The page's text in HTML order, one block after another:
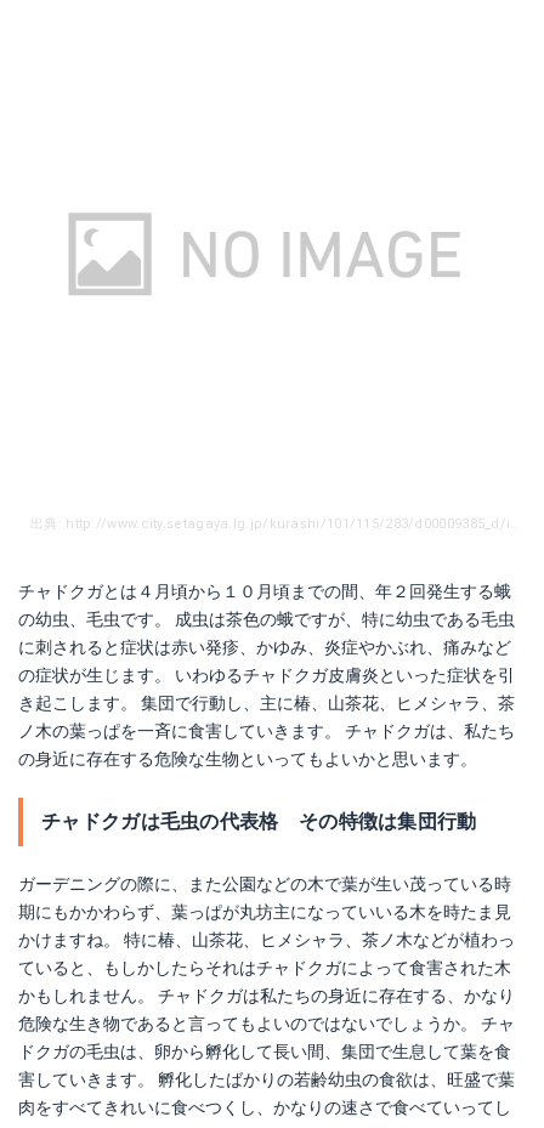
チャドクガとは４月頃から１０月頃までの間、年２回発生する蛾
の幼虫、毛虫です。 成虫は茶色の蛾ですが、特に幼虫である毛虫
に刺されると症状は赤い発疹、かゆみ、炎症やかぶれ、痛みなど
の症状が生じます。 いわゆるチャドクガ皮膚炎といった症状を引
き起こします。 集団で行動し、主に椿、山茶花、ヒメシャラ、茶
ノ木の葉っぱを一斉に食害していきます。 チャドクガは、私たち
の身近に存在する危険な生物といってもよいかと思います。
チャドクガは毛虫の代表格 その特徴は集団行動
ガーデニングの際に、また公園などの木で葉が生い茂っている時
期にもかかわらず、葉っぱが丸坊主になっていいる木を時たま見
かけますね。 特に椿、山茶花、ヒメシャラ、茶ノ木などが植わっ
ていると、もしかしたらそれはチャドクガによって食害された木
かもしれません。 チャドクガは私たちの身近に存在する、かなり
危険な生き物であると言ってもよいのではないでしょうか。 チャ
ドクガの毛虫は、卵から孵化して長い間、集団で生息して葉を食
害していきます。 孵化したばかりの若齢幼虫の食欲は、旺盛で葉
肉をすべてきれいに食べつくし、かなりの速さで食べていってし